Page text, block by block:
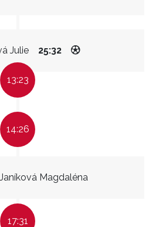
Julie 25:32
13:23
14:26
Janíková Magdaléna
17:31